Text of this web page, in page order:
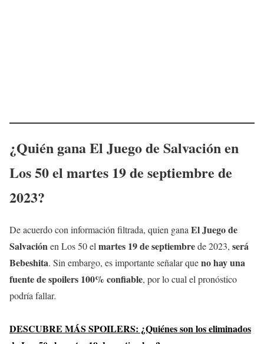
¿Quién gana El Juego de Salvación en
Los 50 el martes 19de septiembre de
2023?
De acuerdo con información filtrada, quien gana El Juego de
Salvaciónen Los 50 el martes 19de septiembrede 2023, será
Bebeshita. Sin embargo, es importante señalar queno hay una
fuente de spoilers 100% confiable, por lo cual el pronóstico
podría fallar.
DESCUBRE MÁS SPOILERS: ¿Quiénes son los eliminados